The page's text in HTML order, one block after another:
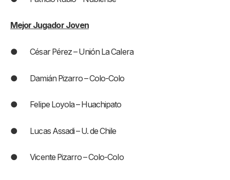
Mejor Jugador Joven
● César Pérez – Unión La Calera
● Damián Pizarro – Colo-Colo
● Felipe Loyola – Huachipato
● Lucas Assadi – U. de Chile
● Vicente Pizarro – Colo-Colo